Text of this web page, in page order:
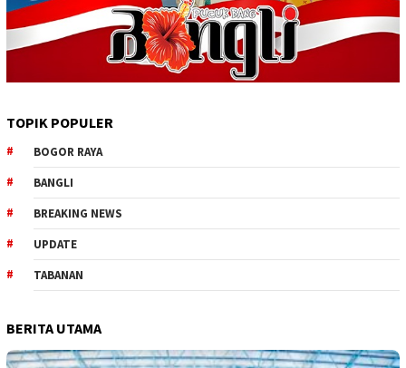
TOPIK POPULER
BOGOR RAYA
BANGLI
BREAKING NEWS
UPDATE
TABANAN
BERITA UTAMA